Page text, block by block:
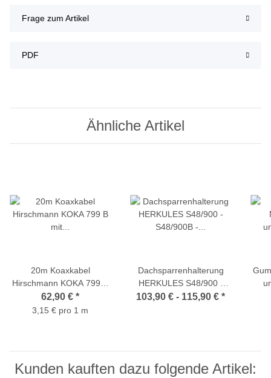
Frage zum Artikel
PDF
Ähnliche Artikel
20m Koaxkabel
Hirschmann KOKA 799 B
mit
vorkonfektioniertem+wasserdichtem
62,90 € *
3,15 € pro 1 m
Dachsparrenhalterung
HERKULES S48/900 -
S48/900B - S60/900 -
103,90 € - 115,90 € *
Kunden kauften dazu folgende Artikel: